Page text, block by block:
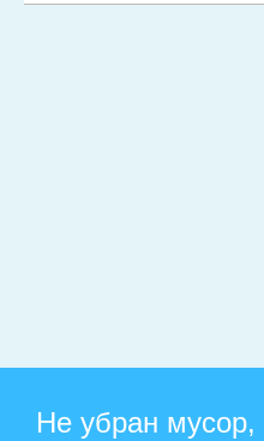
Не убран мусор,